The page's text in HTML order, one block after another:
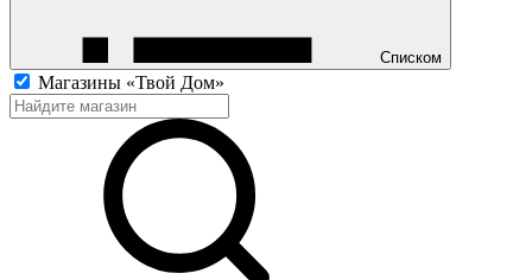
Списком
Магазины «Твой Дом»